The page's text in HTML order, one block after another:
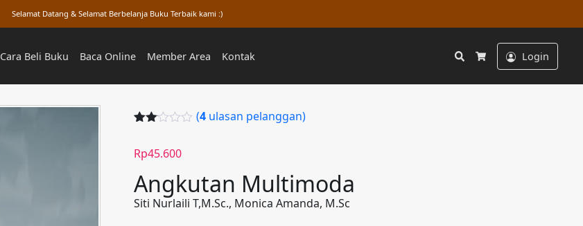
Selamat Datang & Selamat Berbelanja Buku Terbaik kami :)
Cara Beli Buku Baca Online Member Area Kontak
Search
Cart
Login
2.00
5
berd
asa
rkan
(4 ulasan pelanggan)
Rp45.600
Angkutan Multimoda
Siti Nurlaili T,M.Sc., Monica Amanda, M.Sc